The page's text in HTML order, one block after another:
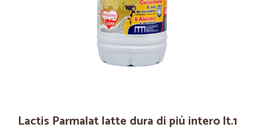
Lactis Parmalat latte dura di più intero lt.1